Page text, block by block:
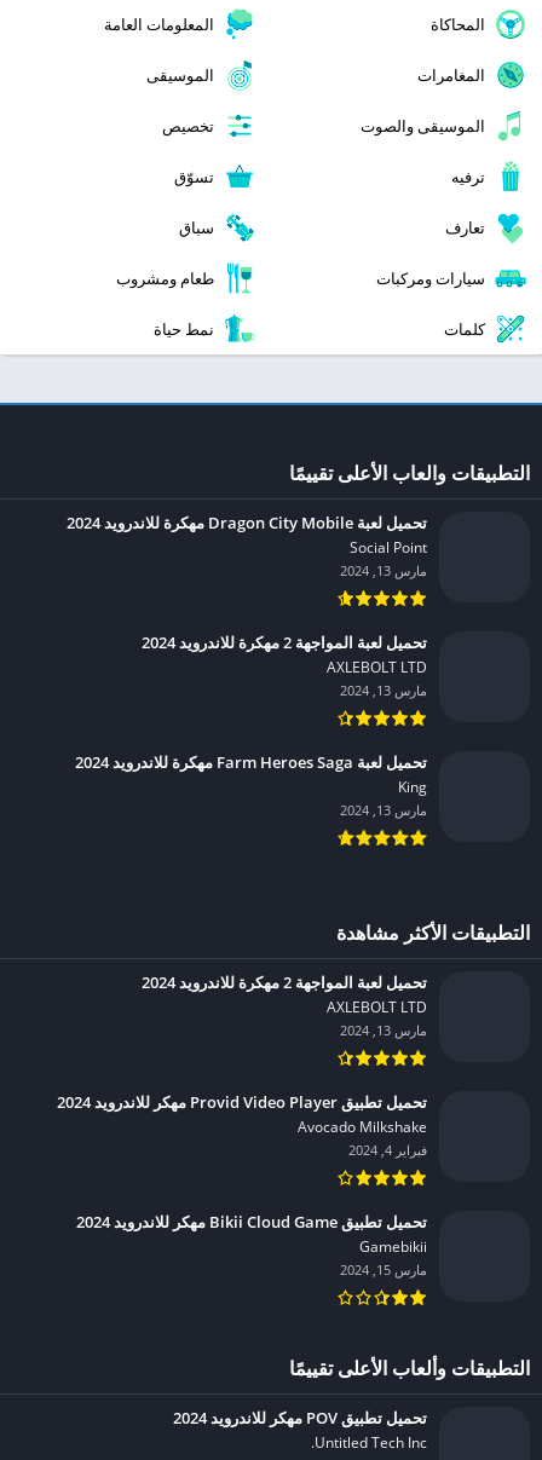
المحاكاة المعلومات العامة
المغامرات الموسيقى
الموسيقى والصوت تخصيص
ترفيه تسوّق
تعارف سباق
سيارات ومركبات طعام ومشروب
كلمات نمط حياة
التطبيقات والعاب الأعلى تقييمًا
تحميل لعبة Dragon City Mobile مهكرة للاندرويد 2024
Social Point‏
مارس 13, 2024
تحميل لعبة المواجهة 2 مهكرة للاندرويد 2024
AXLEBOLT LTD‏
مارس 13, 2024
تحميل لعبة Farm Heroes Saga مهكرة للاندرويد 2024
King‏
مارس 13, 2024
التطبيقات الأكثر مشاهدة
تحميل لعبة المواجهة 2 مهكرة للاندرويد 2024
AXLEBOLT LTD‏
مارس 13, 2024
تحميل تطبيق Provid Video Player مهكر للاندرويد 2024
Avocado Milkshake‏
فبراير 4, 2024
تحميل تطبيق Bikii Cloud Game مهكر للاندرويد 2024
Gamebikii‏
مارس 15, 2024
التطبيقات وألعاب الأعلى تقييمًا
تحميل تطبيق POV مهكر للاندرويد 2024
Untitled Tech Inc.‏